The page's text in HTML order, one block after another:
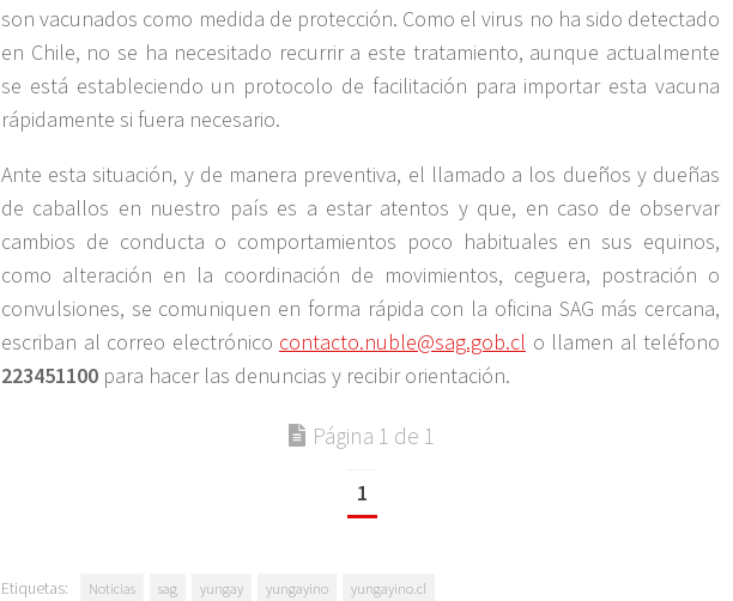
son vacunados como medida de protección. Como el virus no ha sido detectado
en Chile, no se ha necesitado recurrir a este tratamiento, aunque actualmente
se está estableciendo un protocolo de facilitación para importar esta vacuna
rápidamente si fuera necesario.
Ante esta situación, y de manera preventiva, el llamado a los dueños y dueñas
de caballos en nuestro país es a estar atentos y que, en caso de observar
cambios de conducta o comportamientos poco habituales en sus equinos,
como alteración en la coordinación de movimientos, ceguera, postración o
convulsiones, se comuniquen en forma rápida con la oficina SAG más cercana,
escriban al correo electrónico contacto.nuble@sag.gob.cl o llamen al teléfono
223451100 para hacer las denuncias y recibir orientación.
Página 1 de 1
1
Etiquetas: Noticias sag yungay yungayino yungayino.cl